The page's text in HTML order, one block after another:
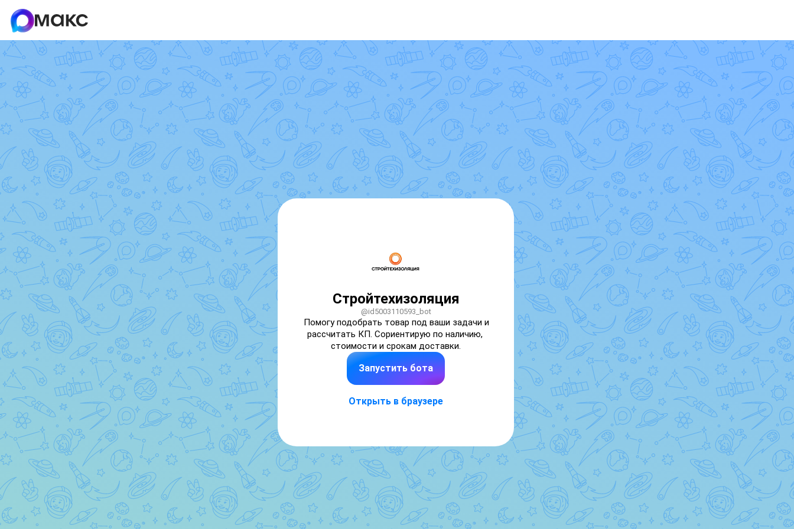
Стройтехизоляция
@id5003110593_bot
Помогу подобрать товар под ваши задачи и
рассчитать КП. Сориентирую по наличию,
стоимости и срокам доставки.
Запустить бота
Открыть в браузере